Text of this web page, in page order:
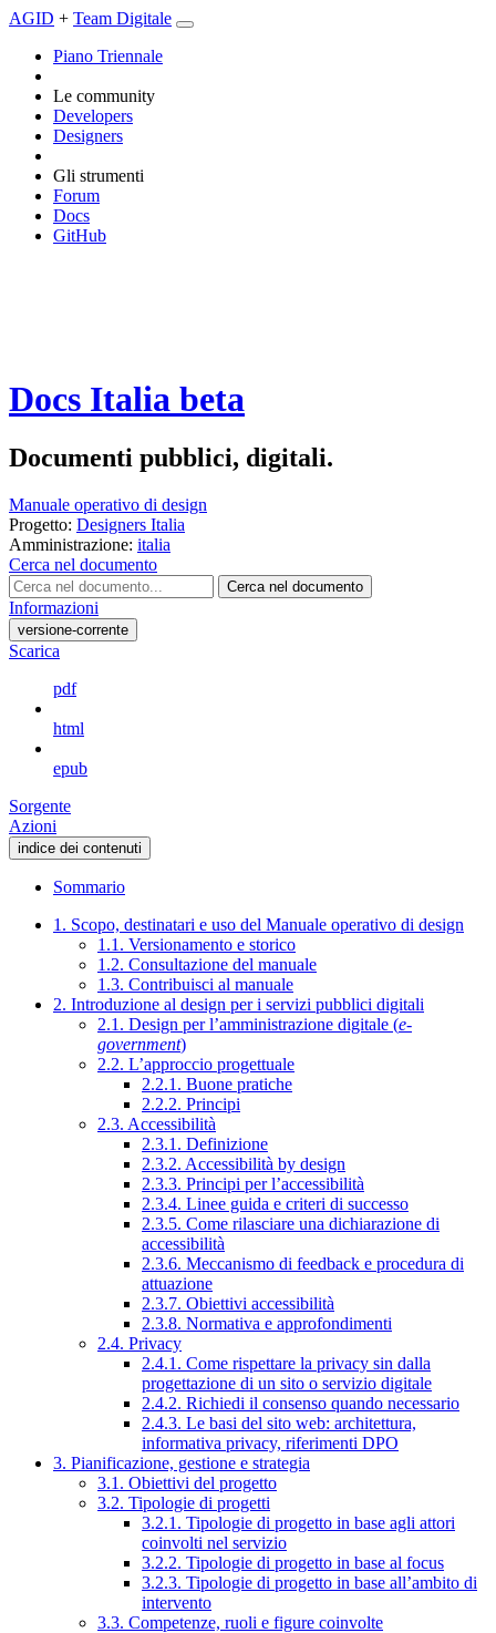
AGID + Team Digitale
Piano Triennale
Le community
Developers
Designers
Gli strumenti
Forum
Docs
GitHub
Docs Italia beta
Documenti pubblici, digitali.
Manuale operativo di design
Progetto: Designers Italia
Amministrazione: italia
Cerca nel documento
Cerca nel documento
Informazioni
versione-corrente
Scarica
pdf
html
epub
Sorgente
Azioni
indice dei contenuti
Sommario
1. Scopo, destinatari e uso del Manuale operativo di design
1.1. Versionamento e storico
1.2. Consultazione del manuale
1.3. Contribuisci al manuale
2. Introduzione al design per i servizi pubblici digitali
2.1. Design per l’amministrazione digitale (e-
government)
2.2. L’approccio progettuale
2.2.1. Buone pratiche
2.2.2. Principi
2.3. Accessibilità
2.3.1. Definizione
2.3.2. Accessibilità by design
2.3.3. Principi per l’accessibilità
2.3.4. Linee guida e criteri di successo
2.3.5. Come rilasciare una dichiarazione di
accessibilità
2.3.6. Meccanismo di feedback e procedura di
attuazione
2.3.7. Obiettivi accessibilità
2.3.8. Normativa e approfondimenti
2.4. Privacy
2.4.1. Come rispettare la privacy sin dalla
progettazione di un sito o servizio digitale
2.4.2. Richiedi il consenso quando necessario
2.4.3. Le basi del sito web: architettura,
informativa privacy, riferimenti DPO
3. Pianificazione, gestione e strategia
3.1. Obiettivi del progetto
3.2. Tipologie di progetti
3.2.1. Tipologie di progetto in base agli attori
coinvolti nel servizio
3.2.2. Tipologie di progetto in base al focus
3.2.3. Tipologie di progetto in base all’ambito di
intervento
3.3. Competenze, ruoli e figure coinvolte